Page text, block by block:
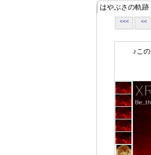
はやぶさの軌跡
<<< <<
♪この